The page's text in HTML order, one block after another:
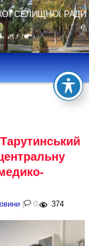
селищної ради
| 0 | 374